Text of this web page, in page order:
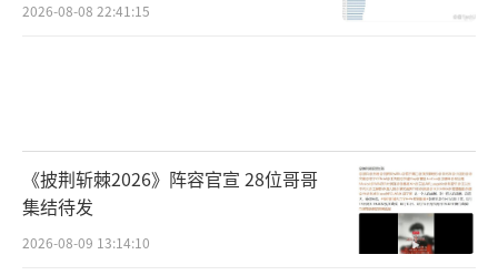
2026-08-08 22:41:15
《披荆斩棘2026》阵容官宣 28位哥哥
集结待发
2026-08-09 13:14:10